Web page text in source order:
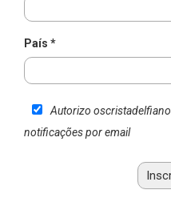
País *
Autorizo
notificações por email